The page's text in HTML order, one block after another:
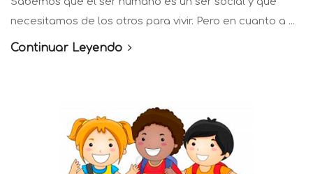
necesitamos de los otros para vivir. Pero en cuanto a ...
Continuar Leyendo